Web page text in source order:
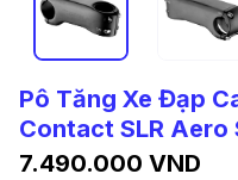
Pô Tăng Xe Đạp
Contact SLR Aero
7.490.000 VND